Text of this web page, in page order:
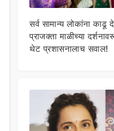
सर्व सामान्य लोकांना
प्राजक्ता माळीच्या
थेट प्रशासनालाच सवाल!